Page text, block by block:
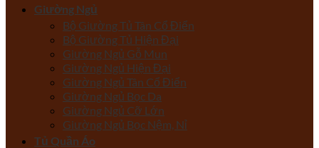
Giường Ngủ
Bộ Giường Tủ Tân Cổ Điển
Bộ Giường Tủ Hiện Đại
Giường Ngủ Gỗ Mun
Giường Ngủ Hiện Đại
Giường Ngủ Tân Cổ Điển
Giường Ngủ Bọc Da
Giường Ngủ Cỡ Lớn
Giường Ngủ Bọc Nệm, Nỉ
Tủ Quần Áo